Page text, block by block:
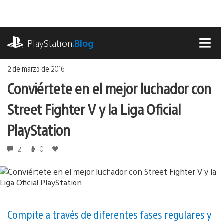
contenido
PlayStation.Blog
2 de marzo de 2016
Conviértete en el mejor luchador con
Street Fighter V y la Liga Oficial
PlayStation
2 0 1
Compite a través de diferentes fases regulares y